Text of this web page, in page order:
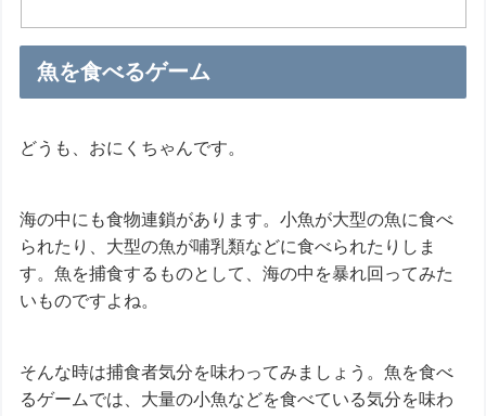
魚を食べるゲーム
どうも、おにくちゃんです。
海の中にも食物連鎖があります。小魚が大型の魚に食べ
られたり、大型の魚が哺乳類などに食べられたりしま
す。魚を捕食するものとして、海の中を暴れ回ってみた
いものですよね。
そんな時は捕食者気分を味わってみましょう。魚を食べ
るゲームでは、大量の小魚などを食べている気分を味わ